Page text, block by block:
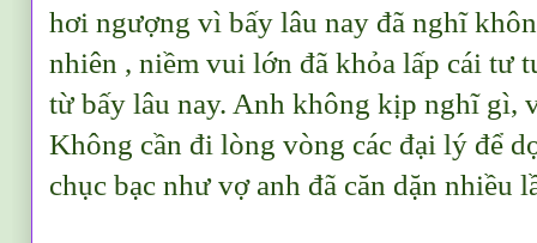
hơi ngượng vì bấy lâu nay đã nghĩ
nhiên , niềm vui lớn đã khỏa lấp cái tư
từ bấy lâu nay. Anh không kịp nghĩ gì,
Không cần đi lòng vòng các đại lý để
chục bạc như vợ anh đã căn dặn nhiều